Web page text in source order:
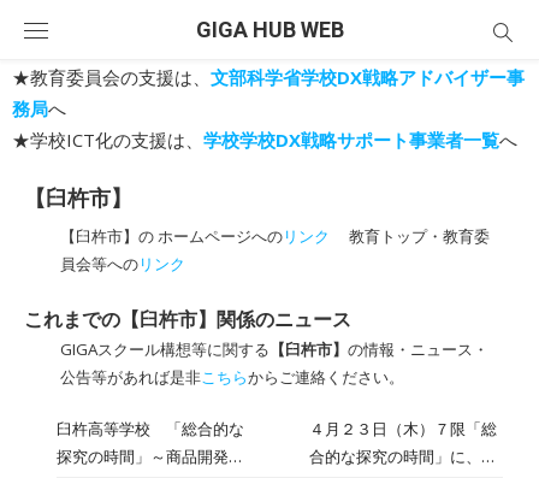
content
GIGA HUB WEB
★教育委員会の支援は、 文部科学省学校DX戦略アドバイザー事
務局へ
★学校ICT化の支援は、 学校学校DX戦略サポート事業者一覧へ
【臼杵市】
【臼杵市】の ホームページへのリンク
教育トップ・教育委
員会等へのリンク
これまでの【臼杵市】関係のニュース
GIGAスクール構想等に関する 【臼杵市】 の情報・ニュース・
公告等があれば是非こちらからご連絡ください。
臼杵高等学校 「総合的な
探究の時間」～商品開発に
４月２３日（木）７限「総
合的な探究の時間」に、日